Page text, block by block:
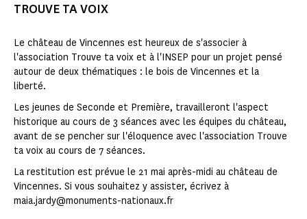
TROUVE TA VOIX
Le château de Vincennes est heureux de s'associer à
l'association Trouve ta voix et à l'INSEP pour un projet pensé
autour de deux thématiques : le bois de Vincennes et la
liberté.
Les jeunes de Seconde et Première, travailleront l'aspect
historique au cours de 3 séances avec les équipes du château,
avant de se pencher sur l'éloquence avec l'association Trouve
ta voix au cours de 7 séances.
La restitution est prévue le 21 mai après-midi au château de
Vincennes. Si vous souhaitez y assister, écrivez à
maia.jardy@monuments-nationaux.fr